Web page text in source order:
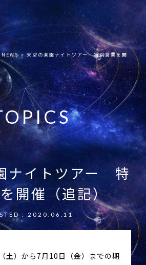
NEWS>天空の楽園ナイトツアー 特別営業を開
ナイトツアー 特
開催（追記）
: 2020.06.11
土）から7月10日（金）までの期